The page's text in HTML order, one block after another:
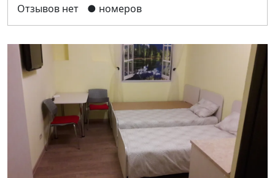
Отзывов нет ● номеров